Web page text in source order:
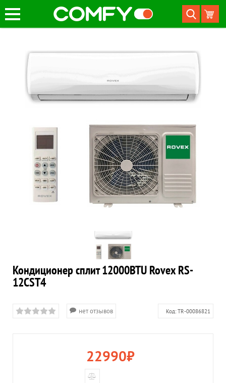
Кондиционер сплит 12000BTU Rovex RS-
12CST4
нет отзывов Код: TR-00086821
22990₽